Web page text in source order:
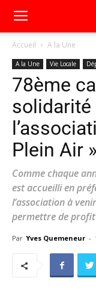
Accueil A la Une
A la Une Vie Locale
78ème
solidarité
Plein Air »
Comme chaque
est accueilli en
l’association à
permettre de
Par Yves Quemeneur -